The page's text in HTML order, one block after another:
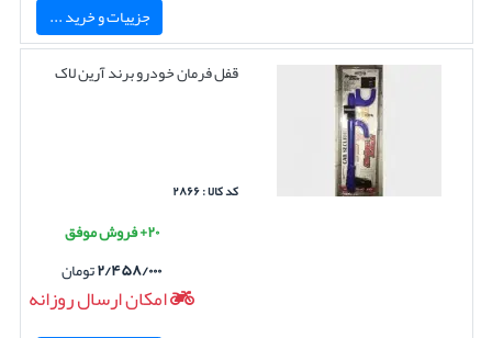
جزییات و خرید ...
قفل فرمان خودرو برند آرین لاک
کد کالا : ۲۸۶۶
۲۰+ فروش موفق
۲/۴۵۸/۰۰۰تومان
امکان ارسال روزانه